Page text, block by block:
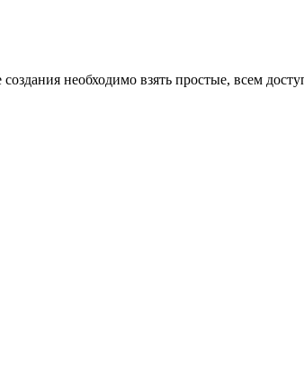
необходимо взять простые, всем